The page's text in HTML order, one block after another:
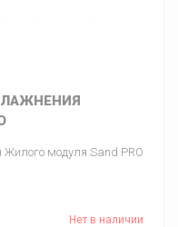
модуля Sand PRO
Нет в наличии